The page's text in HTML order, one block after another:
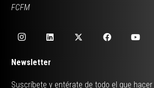
FCFM
Newsletter
Suscríbete y entérate de todo el que